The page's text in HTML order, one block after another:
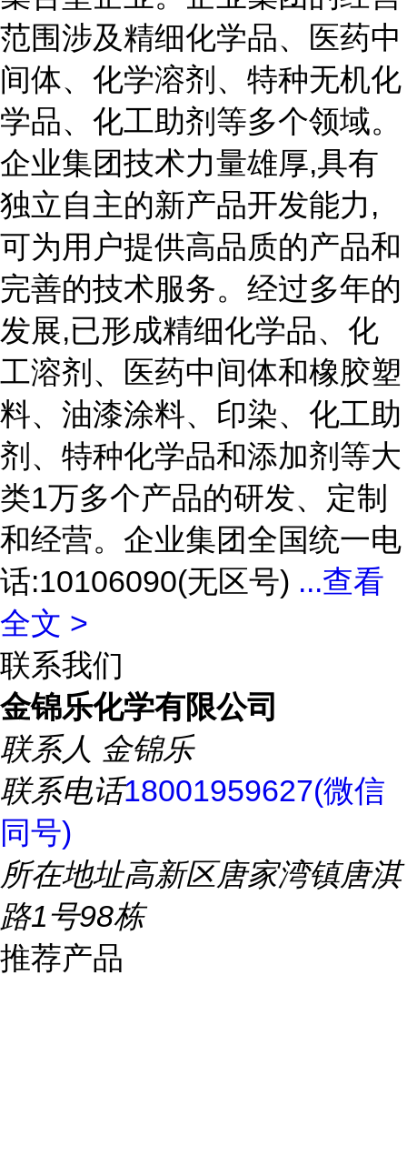
范围涉及精细化学品、医药中
间体、化学溶剂、特种无机化
学品、化工助剂等多个领域。
企业集团技术力量雄厚,具有
独立自主的新产品开发能力,
可为用户提供高品质的产品和
完善的技术服务。经过多年的
发展,已形成精细化学品、化
工溶剂、医药中间体和橡胶塑
料、油漆涂料、印染、化工助
剂、特种化学品和添加剂等大
类1万多个产品的研发、定制
和经营。企业集团全国统一电
话:10106090(无区号) ...查看
全文 >
联系我们
金锦乐化学有限公司
联系人 金锦乐
联系电话18001959627(微信
同号)
所在地址高新区唐家湾镇唐淇
路1号98栋
推荐产品